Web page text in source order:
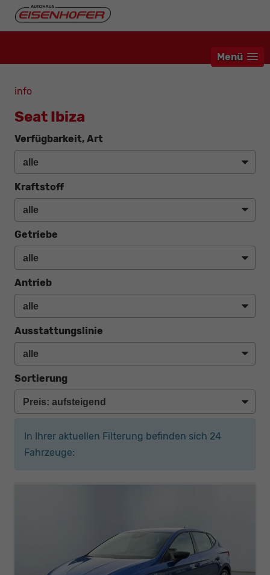
Menü
info
Seat Ibiza
Verfügbarkeit, Art
Kraftstoff
Getriebe
Antrieb
Ausstattungslinie
Sortierung
In Ihrer aktuellen Filterung befinden sich 24
Fahrzeuge: